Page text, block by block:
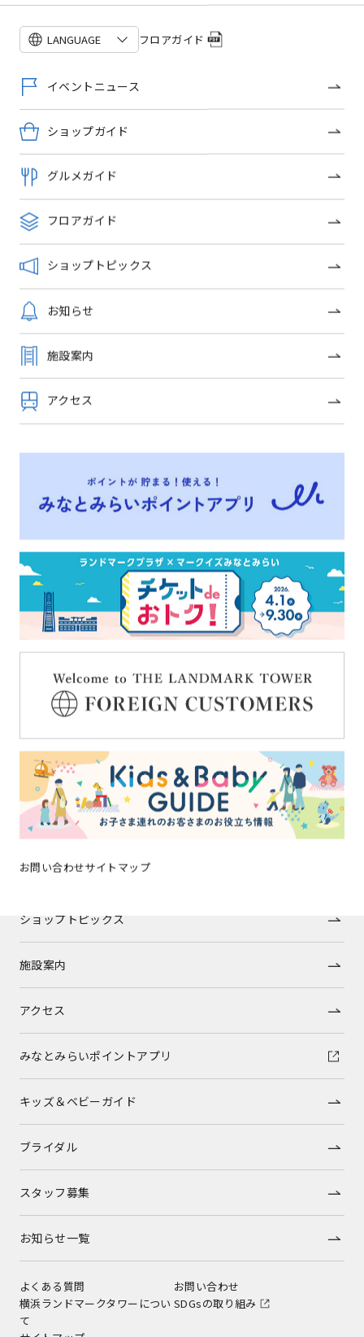
LANGUAGE フロアガイド
イベントニュース
ショップガイド
グルメガイド
フロアガイド
ショップトピックス
お知らせ
施設案内
アクセス
お問い合わせサイトマップ
ヴァンドーム青山
ショップ詳細
このショップのトピックス
PLATINUM WOMAN
FAIR
ショップトピックス一覧
OFFICIAL SNS
トップページ
イベントニュース
ショップガイド
グルメガイド
フロアガイド
ショップトピックス
施設案内
アクセス
みなとみらいポイントアプリ
キッズ＆ベビーガイド
ブライダル
スタッフ募集
お知らせ一覧
よくある質問
お問い合わせ
横浜ランドマークタワーについ
て
SDGsの取り組み